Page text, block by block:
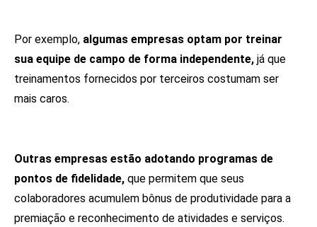
Por exemplo, algumas empresas optam por treinar
sua equipe de campo de forma independente, já que
treinamentos fornecidos por terceiros costumam ser
mais caros.
Outras empresas estão adotando programas de
pontos de fidelidade, que permitem que seus
colaboradores acumulem bônus de produtividade para a
premiação e reconhecimento de atividades e serviços.